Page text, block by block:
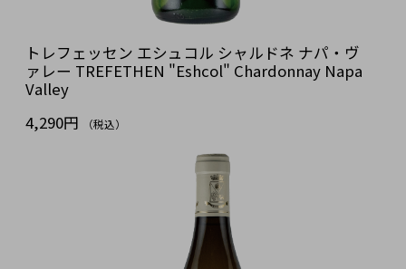
トレフェッセン エシュコル シャルドネ ナパ・ヴ
ァレー TREFETHEN "Eshcol" Chardonnay Napa
Valley
4,290円
（税込）